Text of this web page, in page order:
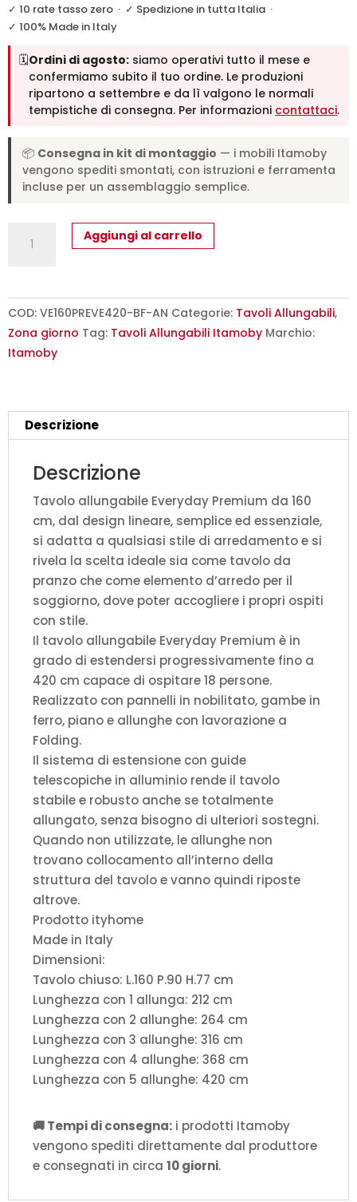
✓ 10 rate tasso zero · ✓ Spedizione in tutta Italia ·
✓ 100% Made in Italy
🗓️Ordini di agosto: siamo operativi tutto il mese e
confermiamo subito il tuo ordine. Le produzioni
ripartono a settembre e da lì valgono le normali
tempistiche di consegna. Per informazioni contattaci.
📦 Consegna in kit di montaggio — i mobili Itamoby
vengono spediti smontati, con istruzioni e ferramenta
incluse per un assemblaggio semplice.
allungabile
Everyday
Premium
bianco
antracite
quantità
Aggiungi al carrello
COD: VE160PREVE420-BF-AN Categorie: Tavoli Allungabili,
Zona giorno Tag: Tavoli Allungabili Itamoby Marchio:
Itamoby
Descrizione
Descrizione
Tavolo allungabile Everyday Premium da 160
cm, dal design lineare, semplice ed essenziale,
si adatta a qualsiasi stile di arredamento e si
rivela la scelta ideale sia come tavolo da
pranzo che come elemento d’arredo per il
soggiorno, dove poter accogliere i propri ospiti
con stile.
Il tavolo allungabile Everyday Premium è in
grado di estendersi progressivamente fino a
420 cm capace di ospitare 18 persone.
Realizzato con pannelli in nobilitato, gambe in
ferro, piano e allunghe con lavorazione a
Folding.
Il sistema di estensione con guide
telescopiche in alluminio rende il tavolo
stabile e robusto anche se totalmente
allungato, senza bisogno di ulteriori sostegni.
Quando non utilizzate, le allunghe non
trovano collocamento all’interno della
struttura del tavolo e vanno quindi riposte
altrove.
Prodotto ityhome
Made in Italy
Dimensioni:
Tavolo chiuso: L.160 P.90 H.77 cm
Lunghezza con 1 allunga: 212 cm
Lunghezza con 2 allunghe: 264 cm
Lunghezza con 3 allunghe: 316 cm
Lunghezza con 4 allunghe: 368 cm
Lunghezza con 5 allunghe: 420 cm
🚚 Tempi di consegna: i prodotti Itamoby
vengono spediti direttamente dal produttore
e consegnati in circa 10 giorni.